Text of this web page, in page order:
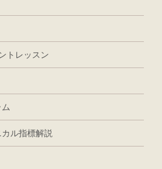
トレッスン
ル指標解説